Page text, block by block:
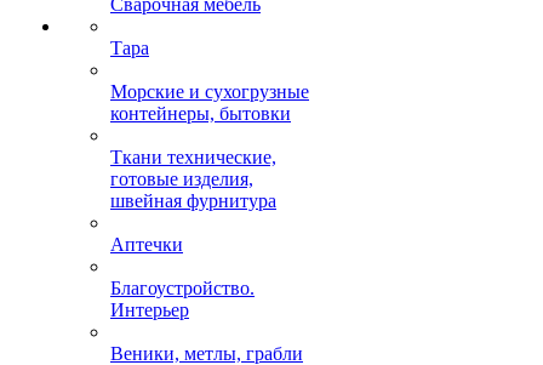
Сварочная мебель
Тара
Морские и сухогрузные
контейнеры, бытовки
Ткани технические,
готовые изделия,
швейная фурнитура
Аптечки
Благоустройство.
Интерьер
Веники, метлы, грабли